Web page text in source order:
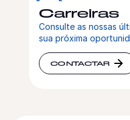
Carreiras
Consulte as nossas
sua próxima
CONTACTAR